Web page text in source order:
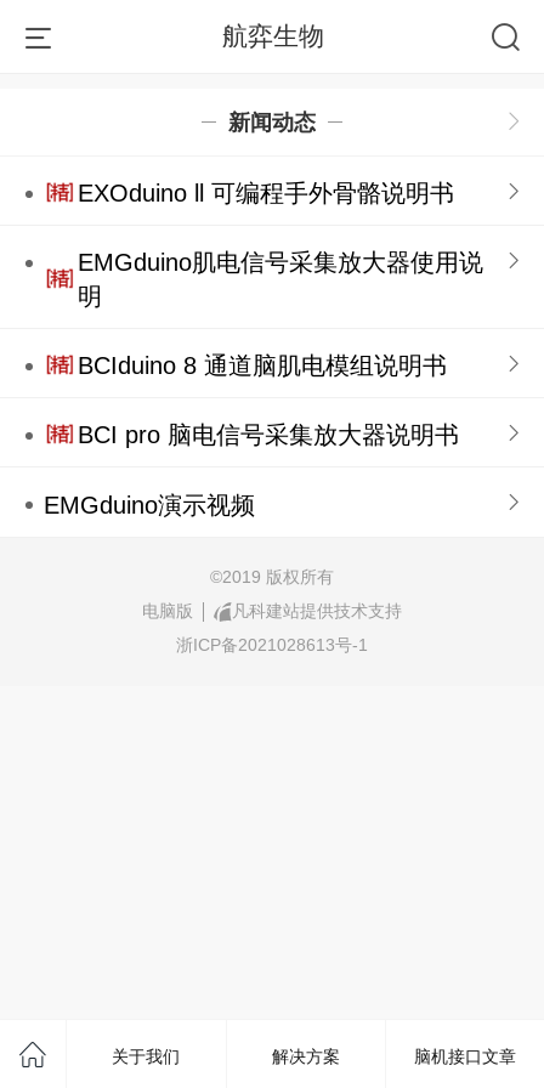
航弈生物
新闻动态
EXOduino ll 可编程手外骨骼说明书
EMGduino肌电信号采集放大器使用说
明
BCIduino 8 通道脑肌电模组说明书
BCI pro 脑电信号采集放大器说明书
EMGduino演示视频
©2019 版权所有
电脑版
凡科建站提供技术支持
浙ICP备2021028613号-1
关于我们 解决方案 脑机接口文章